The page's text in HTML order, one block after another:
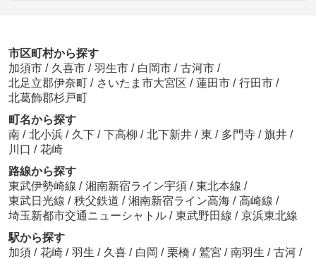
市区町村から探す
加須市 / 久喜市 / 羽生市 / 白岡市 / 古河市 /
北足立郡伊奈町 / さいたま市大宮区 / 蓮田市 / 行田市 /
北葛飾郡杉戸町
町名から探す
南 / 北小浜 / 久下 / 下高柳 / 北下新井 / 東 / 多門寺 / 旗井 /
川口 / 花崎
路線から探す
東武伊勢崎線 / 湘南新宿ライン宇須 / 東北本線 /
東武日光線 / 秩父鉄道 / 湘南新宿ライン高海 / 高崎線 /
埼玉新都市交通ニューシャトル / 東武野田線 / 京浜東北線
駅から探す
加須 / 花崎 / 羽生 / 久喜 / 白岡 / 栗橋 / 鷲宮 / 南羽生 / 古河 /